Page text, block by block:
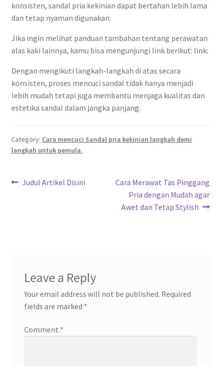
konsisten, sandal pria kekinian dapat bertahan lebih lama
dan tetap nyaman digunakan.
Jika ingin melihat panduan tambahan tentang perawatan
alas kaki lainnya, kamu bisa mengunjungi link berikut: link:
Dengan mengikuti langkah-langkah di atas secara
konsisten, proses mencuci sandal tidak hanya menjadi
lebih mudah tetapi juga membantu menjaga kualitas dan
estetika sandal dalam jangka panjang.
Category: Cara mencuci Sandal pria kekinian langkah demi
langkah untuk pemula.
PostPrevious
Judul Artikel Disini
Next
post:
Cara Merawat Tas Pinggang
Pria dengan Mudah agar
Awet dan Tetap Stylish
Leave a Reply
Your email address will not be published. Required
fields are marked *
Comment *